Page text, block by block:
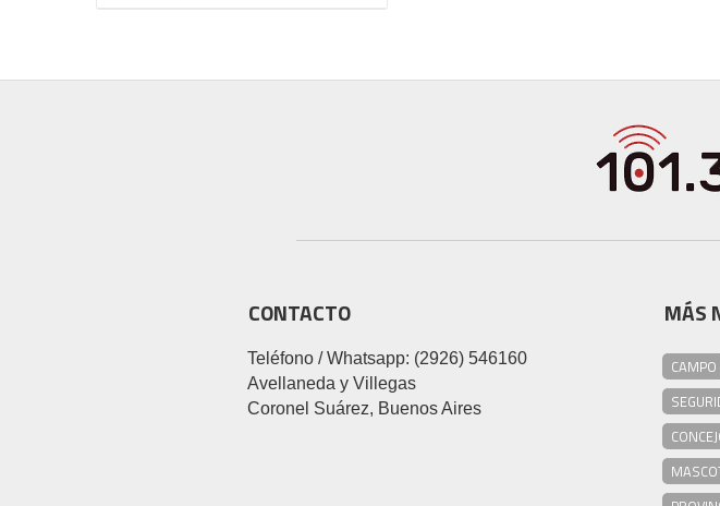
CONTACTO
Teléfono / Whatsapp: (2926) 546160
Avellaneda y Villegas
Coronel Suárez, Buenos Aires
MÁS
CAMPO